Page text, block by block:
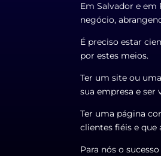
Em Salvador e em
negócio,
É preciso estar
por estes meios.
Ter um site ou
sua empresa e
Ter uma página
clientes fiéis e que
Para nós o